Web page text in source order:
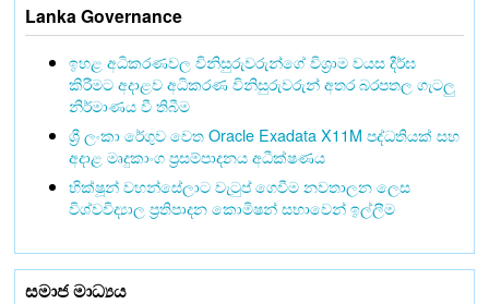
Lanka Governance
ඉහළ අධිකරණවල විනිසුරුවරුන්ගේ විශ්‍රාම වයස දීර්ඝ
කිරීමට අදාළව අධිකරණ විනිසුරුවරුන් අතර බරපතල ගැටලු
නිර්මාණය වී තිබීම
ශ්‍රී ලංකා රේගුව වෙත Oracle Exadata X11M පද්ධතියක් සහ
අදාළ මෘදුකාංග ප්‍රසම්පාදනය අධීක්ෂණය
භික්ෂූන් වහන්සේලාට වැටුප් ගෙවීම නවතාලන ලෙස
විශ්වවිද්‍යාල ප්‍රතිපාදන කොමිෂන් සභාවෙන් ඉල්ලීම
සමාජ මාධ්‍යය